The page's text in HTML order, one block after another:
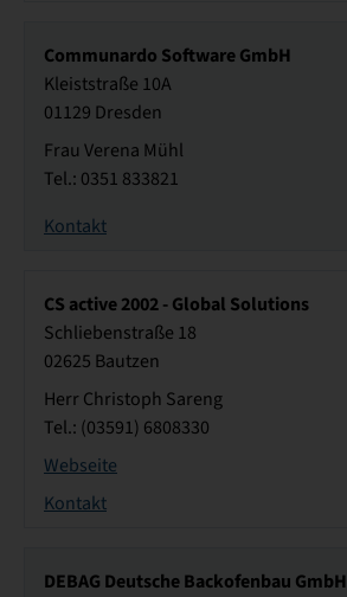
Communardo Software GmbH
Kleiststraße 10A
01129 Dresden
Frau Verena Mühl
Tel.: 0351 833821
Kontakt
CS active 2002 - Global Solutions
Schliebenstraße 18
02625 Bautzen
Herr Christoph Sareng
Tel.: (03591) 6808330
Webseite
Kontakt
DEBAG Deutsche Backofenbau GmbH